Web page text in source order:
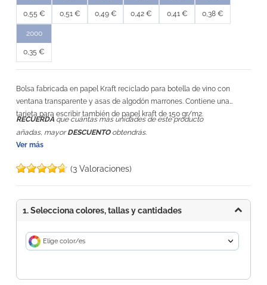
0,55 € 0,51 € 0,49 € 0,42 € 0,41 € 0,38 €
2000
0,35 €
Bolsa fabricada en papel Kraft reciclado para botella de vino con
ventana transparente y asas de algodón marrones. Contiene una
tarjeta para escribir también de papel kraft de 150 gr/m2.
RECUERDA que cuántas más unidades de este producto
añadas, mayorDESCUENTOobtendrás.
Ver más
(3 Valoraciones)
1. Selecciona colores, tallas y cantidades
Elige color/es